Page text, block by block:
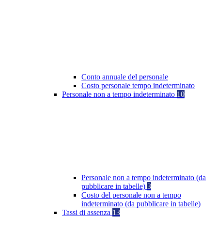
Conto annuale del personale
Costo personale tempo indeterminato
Personale non a tempo indeterminato 10
Personale non a tempo indeterminato (da
pubblicare in tabelle) 3
Costo del personale non a tempo
indeterminato (da pubblicare in tabelle)
Tassi di assenza 13